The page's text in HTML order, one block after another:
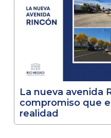
La nueva avenida
compromiso que
realidad